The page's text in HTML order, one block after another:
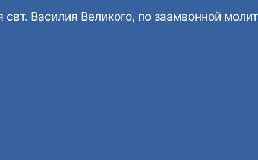
Василия Великого, по заамвонной